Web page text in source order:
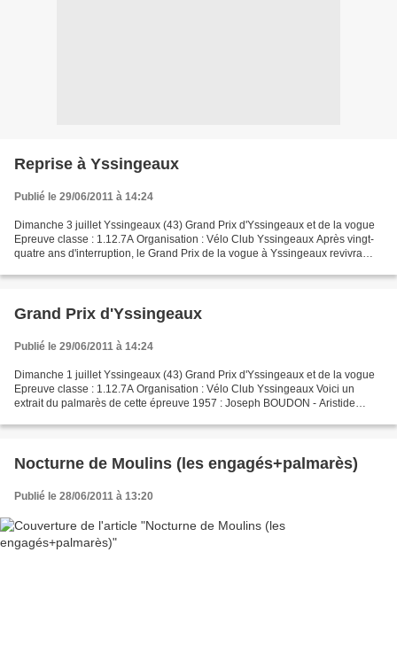
Reprise à Yssingeaux
Publié le 29/06/2011 à 14:24
Dimanche 3 juillet Yssingeaux (43) Grand Prix d'Yssingeaux et de la vogue
Epreuve classe : 1.12.7A Organisation : Vélo Club Yssingeaux Après vingt-
quatre ans d'interruption, le Grand Prix de la vogue à Yssingeaux revivra
Grand Prix d'Yssingeaux
Publié le 29/06/2011 à 14:24
Dimanche 1 juillet Yssingeaux (43) Grand Prix d'Yssingeaux et de la vogue
Epreuve classe : 1.12.7A Organisation : Vélo Club Yssingeaux Voici un
extrait du palmarès de cette épreuve 1957 : Joseph BOUDON - Aristide
Nocturne de Moulins (les engagés+palmarès)
Publié le 28/06/2011 à 13:20